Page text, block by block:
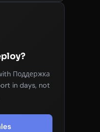
Поддержка
in days, not